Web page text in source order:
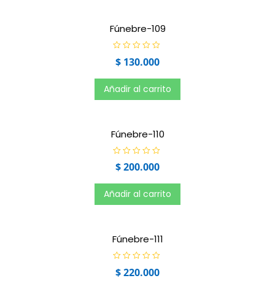
0
d
e
5
Fúnebre-109
a
o
r
a
d
0
d
5
$ 130.000
Añadir al carrito
Fúnebre-110
V
a
o
r
a
d
0
d
e
5
$200.000
Añadir al carrito
Fúnebre-111
a$220.000